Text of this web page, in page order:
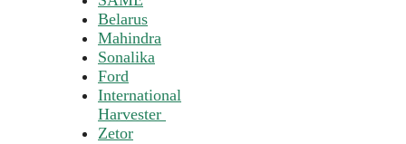
Belarus
Mahindra
Sonalika
Ford
International
Harvester
Zetor